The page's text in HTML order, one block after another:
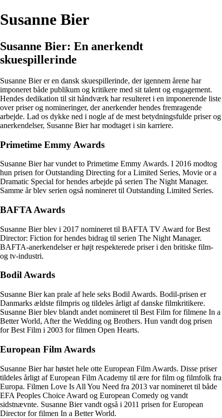
Susanne Bier
Susanne Bier: En anerkendt
skuespillerinde
Susanne Bier er en dansk skuespillerinde, der igennem årene har
imponeret både publikum og kritikere med sit talent og engagement.
Hendes dedikation til sit håndværk har resulteret i en imponerende liste
over priser og nomineringer, der anerkender hendes fremragende
arbejde. Lad os dykke ned i nogle af de mest betydningsfulde priser og
anerkendelser, Susanne Bier har modtaget i sin karriere.
Primetime Emmy Awards
Susanne Bier har vundet to Primetime Emmy Awards. I 2016 modtog
hun prisen for Outstanding Directing for a Limited Series, Movie or a
Dramatic Special for hendes arbejde på serien The Night Manager.
Samme år blev serien også nomineret til Outstanding Limited Series.
BAFTA Awards
Susanne Bier blev i 2017 nomineret til BAFTA TV Award for Best
Director: Fiction for hendes bidrag til serien The Night Manager.
BAFTA-anerkendelser er højt respekterede priser i den britiske film-
og tv-industri.
Bodil Awards
Susanne Bier kan prale af hele seks Bodil Awards. Bodil-prisen er
Danmarks ældste filmpris og tildeles årligt af danske filmkritikere.
Susanne Bier blev blandt andet nomineret til Best Film for filmene In a
Better World, After the Wedding og Brothers. Hun vandt dog prisen
for Best Film i 2003 for filmen Open Hearts.
European Film Awards
Susanne Bier har høstet hele otte European Film Awards. Disse priser
tildeles årligt af European Film Academy til ære for film og filmfolk fra
Europa. Filmen Love Is All You Need fra 2013 var nomineret til både
EFA Peoples Choice Award og European Comedy og vandt
sidstnævnte. Susanne Bier vandt også i 2011 prisen for European
Director for filmen In a Better World.